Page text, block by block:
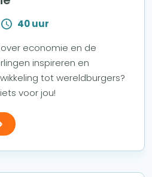
40 uur
economie en de
inspireren en
tot wereldburgers?
voor jou!